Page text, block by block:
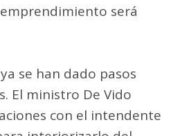
será
se han dado pasos
El ministro De Vido
con el intendente